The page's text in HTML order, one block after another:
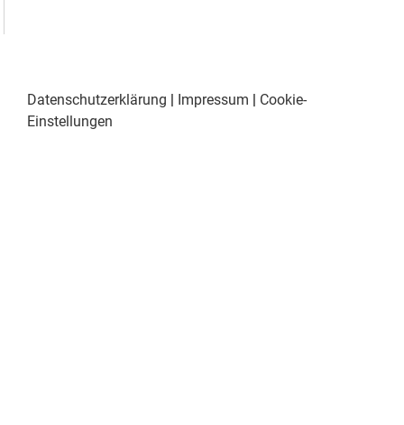
Datenschutzerklärung | Impressum | Cookie-
Einstellungen